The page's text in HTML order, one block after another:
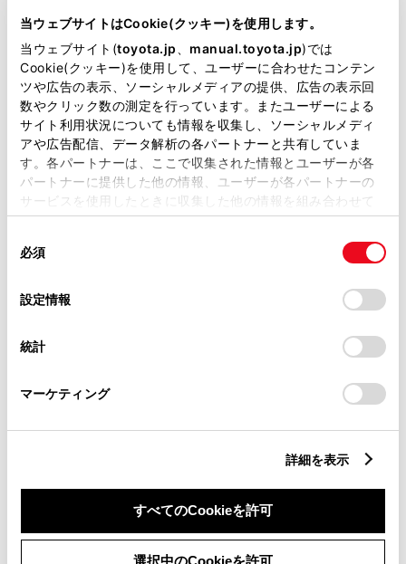
当ウェブサイトはCookie(クッキー)を使用します。
当ウェブサイト(toyota.jp manual.toyota.jp)では
Cookie(クッキー)を使用して、ユーザーに合わせたコンテン
ツや広告の表示、ソーシャルメディアの提供、広告の表示回
数やクリック数の測定を行っています。またユーザーによる
サイト利用状況についても情報を収集し、ソーシャルメディ
アや広告配信、データ解析の各パートナーと共有していま
す。各パートナーは、ここで収集された情報とユーザーが各
パートナーに提供した他の情報、ユーザーが各パートナーの
サービスを使用したときに収集した他の情報を組み合わせて
使用することがあります。当ウェブサイトの使用を続行する
デバイスにすべてのCookie(クッキー)が保存されることに同
意したことになります。Cookie(クッキー)のオプトアウト、
設定の変更、同意を撤回したりするにあたっては、当社の
「Cookie（クッキー）情報の取り扱いについて
」をご覧くだ
必須
設定情報
統計
マーケティング
詳細を表示
すべてのCookieを許可
選択中のCookieを許可
必須 郵便番号
住所自動入力
必須 都道府県
必須 市区町村名
丁目番地